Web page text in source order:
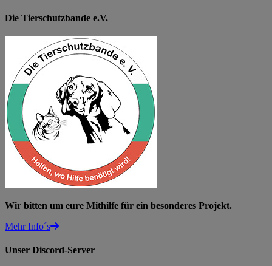
Die Tierschutzbande e.V.
Wir bitten um eure Mithilfe für ein besonderes Projekt.
Mehr Info´s
Unser Discord-Server